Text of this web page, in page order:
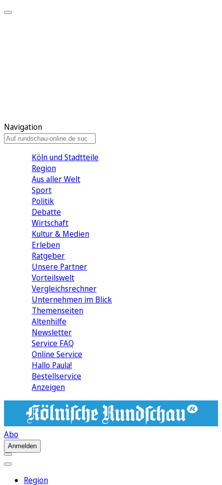
Navigation
Köln und Stadtteile
Region
Aus aller Welt
Sport
Politik
Debatte
Wirtschaft
Kultur & Medien
Erleben
Ratgeber
Unsere Partner
Vorteilswelt
Vergleichsrechner
Unternehmen im Blick
Themenseiten
Altenhilfe
Newsletter
Service FAQ
Online Service
Hallo Paula!
Bestellservice
Anzeigen
Abo
Anmelden
Region